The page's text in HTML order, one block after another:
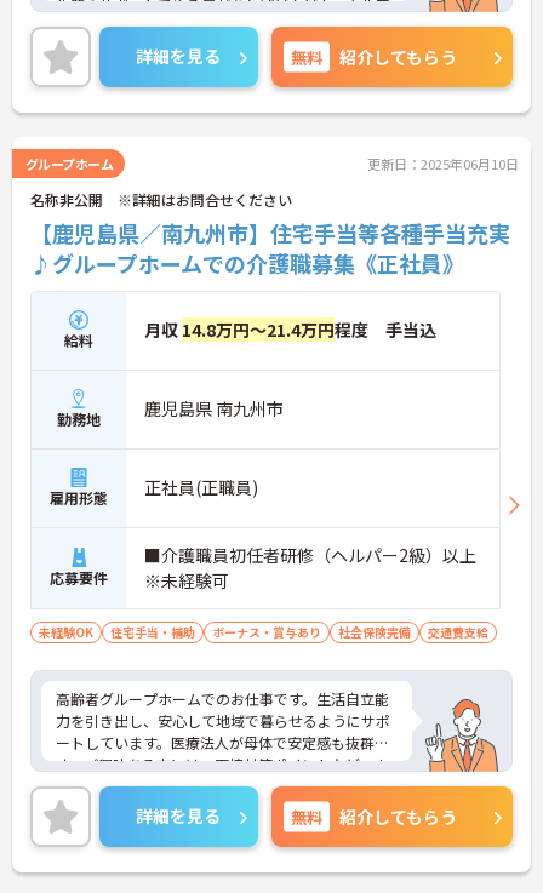
先輩のサポートでやる気があればどんどんスキルア
ップを目指せる環境が整っているので、お仕事をす
る中で成長していける職場です！
育児休暇取得実績あり◎託児所も完備しており、小
さなお子様がいらっしゃる方に理解があるので、安
心して働いて頂ける環境です。
お住まいの方や、雨の日もストレスなく通っていた
だけます！！単身者用の入居可能住宅もあり！
ご興味ある方には、面接対策ポイントなど、さらに
詳細をお話しいたしますのでお気軽にご相談くださ
い。
詳細を見る 無料 紹介してもらう
グループホーム 更新日：2025年06月10日
名称非公開 ※詳細はお問合せください
【鹿児島県／南九州市】住宅手当等各種手当充実
♪グループホームでの介護職募集《正社員》
給料 月収 14.8万円～21.4万円程度 手当込
勤務地 鹿児島県 南九州市
雇用形態 正社員(正職員)
応募要件
■介護職員初任者研修（ヘルパー2級）以上
※未経験可
未経験OK 住宅手当・補助 ボーナス・賞与あり 社会保険完備 交通費支給
高齢者グループホームでのお仕事です。生活自立能
力を引き出し、安心して地域で暮らせるようにサポ
ートしています。医療法人が母体で安定感も抜群で
す。ご興味ある方には、面接対策ポイントなど、さ
らに詳細をお話しいたしますのでお気軽にご相談く
ださい！
詳細を見る 無料 紹介してもらう